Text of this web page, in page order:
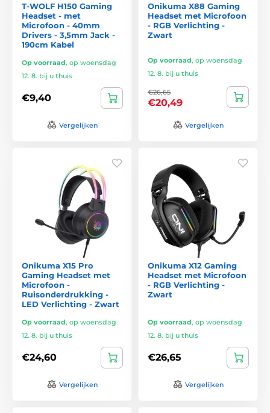
T-WOLF H150 Gaming
Headset - met
Microfoon - 40mm
Drivers - 3,5mm Jack -
190cm Kabel
Op voorraad, op woensdag
12. 8. bij u thuis
€9,40
Vergelijken
Onikuma X88 Gaming
Headset met Microfoon
- RGB Verlichting -
Zwart
Op voorraad, op woensdag
12. 8. bij u thuis
€26,65
€20,49
Vergelijken
Onikuma X15 Pro
Gaming Headset met
Microfoon -
Ruisonderdrukking -
LED Verlichting - Zwart
Op voorraad, op woensdag
12. 8. bij u thuis
€24,60
Vergelijken
Onikuma X12 Gaming
Headset met Microfoon
- RGB Verlichting -
Zwart
Op voorraad, op woensdag
12. 8. bij u thuis
€26,65
Vergelijken